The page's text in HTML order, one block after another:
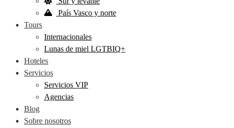
País Vasco y norte
Tours
Internacionales
Lunas de miel LGTBIQ+
Hoteles
Servicios
Servicios VIP
Agencias
Blog
Sobre nosotros